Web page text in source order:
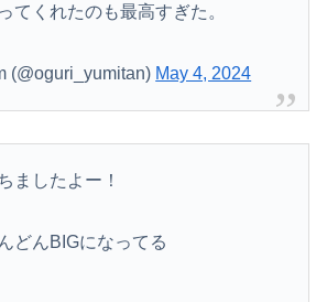
てくれたのも最高すぎた。
(@oguri_yumitan) May 4, 2024
ましたよー！
どんBIGになってる